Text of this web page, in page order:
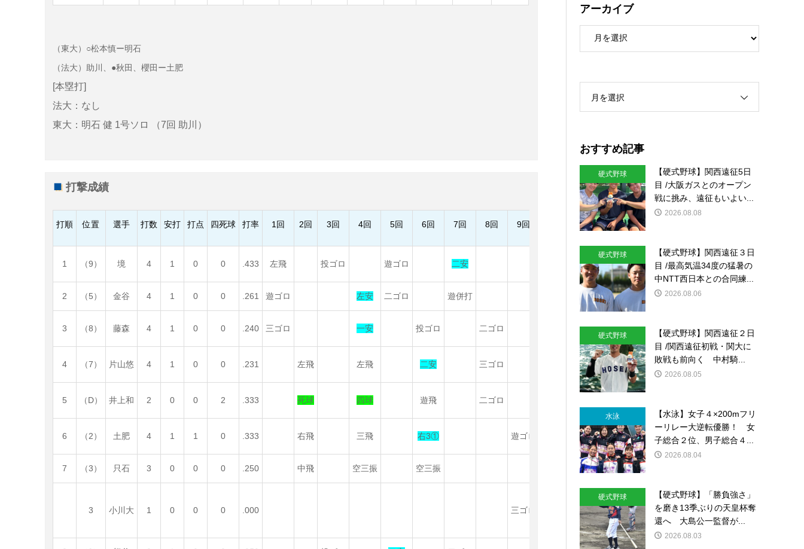
（東大）○松本慎ー明石
（法大）助川、●秋田、櫻田ー土肥
[本塁打]
法大：なし
東大：明石 健 1号ソロ （7回 助川）
打撃成績
打順 位置 選手 打数 安打 打点 四死球 打率 1回 2回 3回 4回 5回 6回 7回 8回 9回
1 （9） 境 4 1 0 0 .433 左飛 投ゴロ 遊ゴロ 二安
2 （5） 金谷 4 1 0 0 .261 遊ゴロ 左安 二ゴロ 遊併打
3 （8） 藤森 4 1 0 0 .240 三ゴロ 一安 投ゴロ 二ゴロ
4 （7） 片山悠 4 1 0 0 .231 左飛 左飛 二安 三ゴロ
5 （D） 井上和 2 0 0 2 .333 死球 四球 遊飛 二ゴロ
6 （2） 土肥 4 1 1 0 .333 右飛 三飛 右3① 遊ゴロ
7 （3） 只石 3 0 0 0 .250 中飛 空三振 空三振
3 小川大 1 0 0 0 .000 三ゴロ
アーカイブ
月を選択
おすすめ記事
硬式野球
【硬式野球】関西遠征5日
目 /大阪ガスとのオープン
戦に挑み、遠征もいよい...
2026.08.08
硬式野球
【硬式野球】関西遠征３日
目 /最高気温34度の猛暑の
中NTT西日本との合同練...
2026.08.06
硬式野球
【硬式野球】関西遠征２日
目 /関西遠征初戦・関大に
敗戦も前向く 中村騎...
2026.08.05
水泳
【水泳】女子４×200mフリ
ーリレー大逆転優勝！ 女
子総合２位、男子総合４...
2026.08.04
硬式野球
【硬式野球】「勝負強さ」
を磨き13季ぶりの天皇杯奪
還へ 大島公一監督が...
2026.08.03